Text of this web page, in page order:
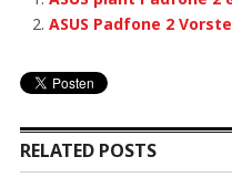
ASUS Padfone 2
RELATED POSTS